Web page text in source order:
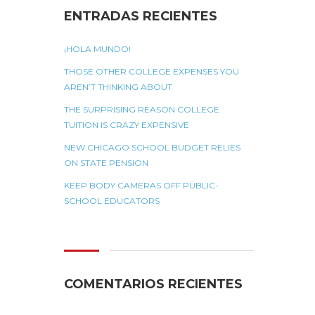
ENTRADAS RECIENTES
¡HOLA MUNDO!
THOSE OTHER COLLEGE EXPENSES YOU
AREN’T THINKING ABOUT
THE SURPRISING REASON COLLEGE
TUITION IS CRAZY EXPENSIVE
NEW CHICAGO SCHOOL BUDGET RELIES
ON STATE PENSION
KEEP BODY CAMERAS OFF PUBLIC-
SCHOOL EDUCATORS
COMENTARIOS RECIENTES